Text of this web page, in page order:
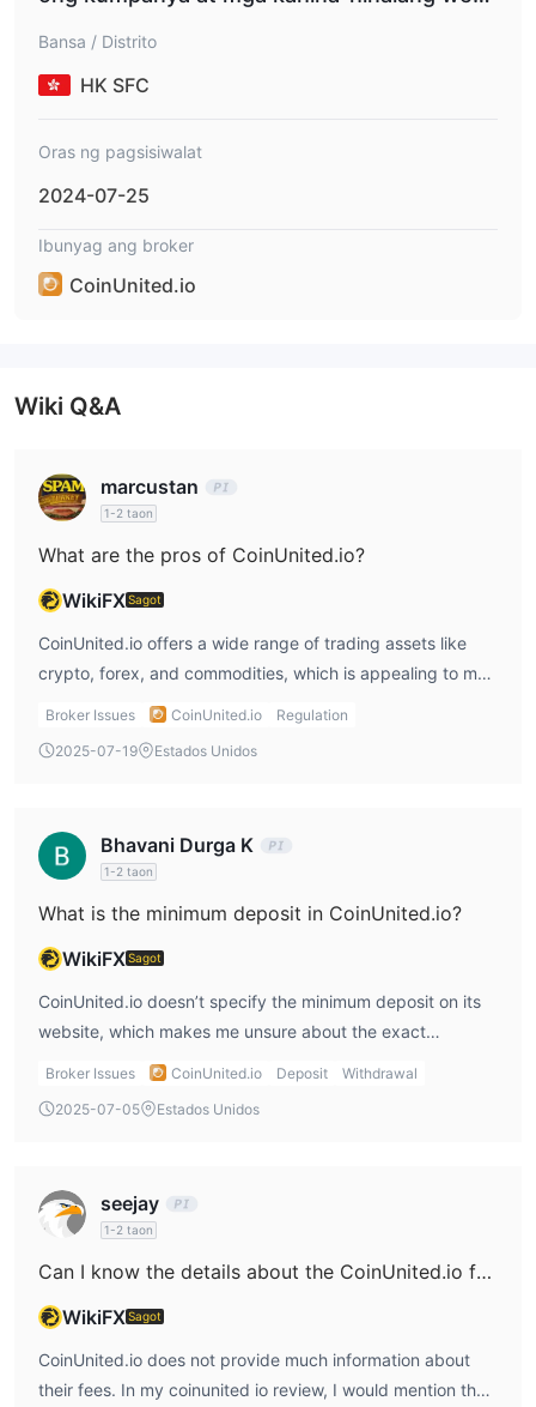
Bansa / Distrito
HK SFC
Oras ng pagsisiwalat
2024-07-25
Ibunyag ang broker
CoinUnited.io
Wiki Q&A
marcustan
1-2 taon
What are the pros of CoinUnited.io?
WikiFXSagot
CoinUnited.io offers a wide range of trading assets like
crypto, forex, and commodities, which is appealing to me.
Additionally, the high leverage up to 2000X can lead to
point out that its unregulated status is a significant
Broker Issues CoinUnited.io
Regulation
2025-07-19
Estados Unidos
Bhavani Durga K
1-2 taon
What is the minimum deposit in CoinUnited.io?
WikiFXSagot
CoinUnited.io doesn’t specify the minimum deposit on its
website, which makes me unsure about the exact
requirements. In my coinunited io review, I would
before starting to trade.
Broker Issues CoinUnited.io Deposit
Withdrawal
2025-07-05
Estados Unidos
seejay
1-2 taon
Can I know the details about the CoinUnited.io fees?
WikiFXSagot
CoinUnited.io does not provide much information about
their fees. In my coinunited io review, I would mention that